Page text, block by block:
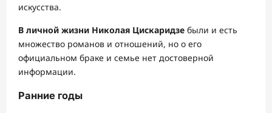
искусства.
В личной жизни Николая Цискаридзе были и есть
множество романов и отношений, но о его
официальном браке и семье нет достоверной
информации.
Ранние годы